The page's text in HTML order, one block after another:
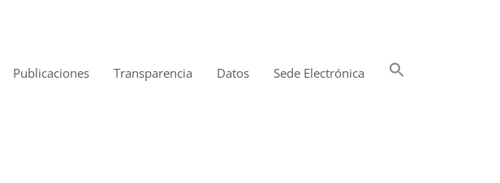
Publicaciones Transparencia Datos Sede Electrónica